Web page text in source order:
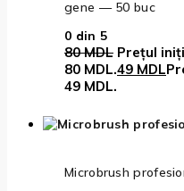
gene — 50 buc
0 din 5
80MDL Prețul
80 MDL.49 MDL
49 MDL.
Microbrush